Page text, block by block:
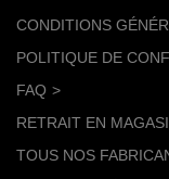
CONDITIONS
POLITIQUE DE
FAQ
RETRAIT EN
TOUS NOS